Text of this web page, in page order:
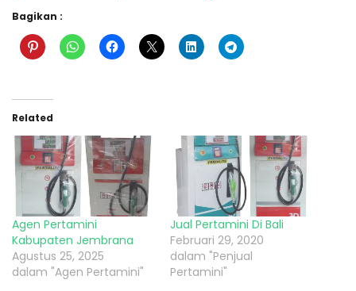
Bagikan :
Related
Agen Pertamini
Kabupaten Jembrana
Agustus 25, 2025
dalam "Agen Pertamini"
Jual Pertamini Di Bali
Februari 29, 2020
dalam "Penjual
Pertamini"